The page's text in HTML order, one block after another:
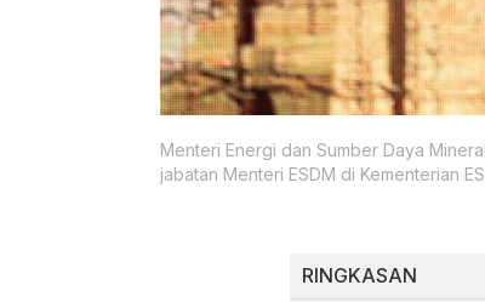
Menteri Energi dan Sumber Daya
jabatan Menteri ESDM di Kementerian
RINGKASAN